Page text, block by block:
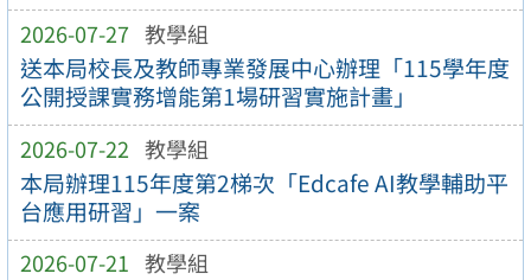
2026-07-27 教學組
送本局校長及教師專業發展中心辦理「115學年度
公開授課實務增能第1場研習實施計畫」
2026-07-22 教學組
本局辦理115年度第2梯次「Edcafe AI教學輔助平
台應用研習」一案
2026-07-21 教學組